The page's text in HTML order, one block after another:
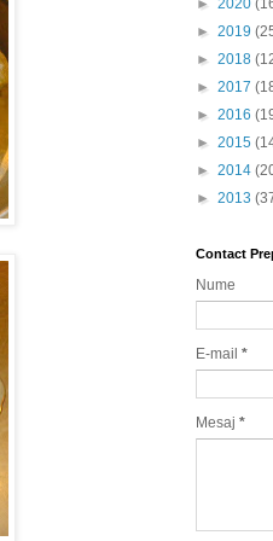
► 2020
► 2019
► 2018
► 2017
► 2016
► 2015
► 2014
► 2013
Contact
Nume
E-mail *
Mesaj *